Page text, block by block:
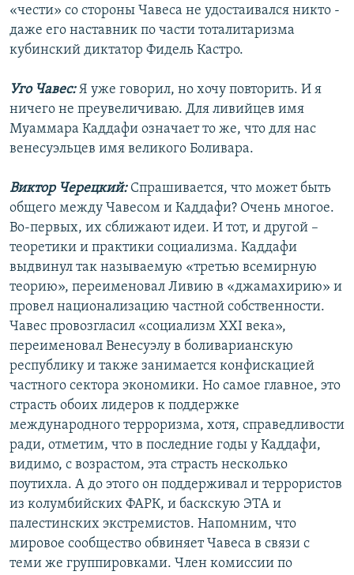
«чести» со стороны Чавеса не удостаивался никто -
даже его наставник по части тоталитаризма
кубинский диктатор Фидель Кастро.
Уго Чавес:Я уже говорил, но хочу повторить. И я
ничего не преувеличиваю. Для ливийцев имя
Муаммара Каддафи означает то же, что для нас
венесуэльцев имя великого Боливара.
Виктор Черецкий: Спрашивается, что может быть
общего между Чавесом и Каддафи? Очень многое.
Во-первых, их сближают идеи. И тот, и другой –
теоретики и практики социализма. Каддафи
выдвинул так называемую «третью всемирную
теорию», переименовал Ливию в «джамахирию» и
провел национализацию частной собственности.
Чавес провозгласил «социализм XXI века»,
переименовал Венесуэлу в боливарианскую
республику и также занимается конфискацией
частного сектора экономики. Но самое главное, это
страсть обоих лидеров к поддержке
международного терроризма, хотя, справедливости
ради, отметим, что в последние годы у Каддафи,
видимо, с возрастом, эта страсть несколько
поутихла. А до этого он поддерживал и террористов
из колумбийских ФАРК, и баскскую ЭТА и
палестинских экстремистов. Напомним, что
мировое сообщество обвиняет Чавеса в связи с
теми же группировками. Член комиссии по